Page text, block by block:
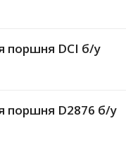
поршня DCI б/у
поршня D2876 б/у